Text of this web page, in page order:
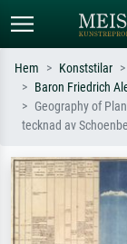
Sök efter konstnär,
impressionism,
Hem Konststilar
Baron Friedrich
Geography of
tecknad av